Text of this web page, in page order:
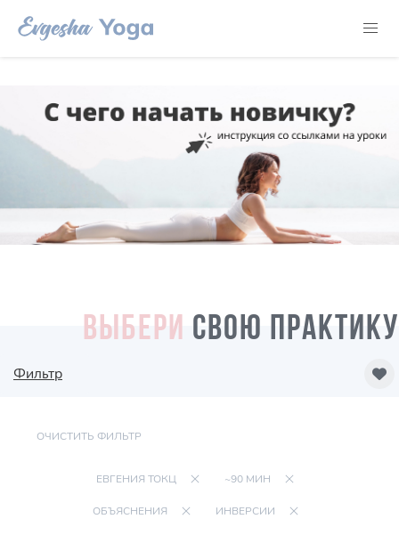
ВЫБЕРИ СВОЮ ПРАКТИКУ
Фильтр
ОЧИСТИТЬ ФИЛЬТР
ЕВГЕНИЯ ТОКЦ ~90 МИН
ОБЪЯСНЕНИЯ ИНВЕРСИИ